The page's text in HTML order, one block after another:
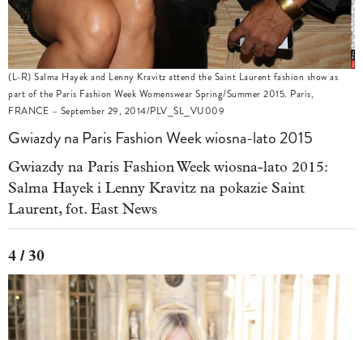
(L-R) Salma Hayek and Lenny Kravitz attend the Saint Laurent fashion show as
part of the Paris Fashion Week Womenswear Spring/Summer 2015. Paris,
FRANCE – September 29, 2014/PLV_SL_VU009
Gwiazdy na Paris Fashion Week wiosna-lato 2015
Gwiazdy na Paris Fashion Week wiosna-lato 2015:
Salma Hayek i Lenny Kravitz na pokazie Saint
Laurent, fot. East News
4 / 30